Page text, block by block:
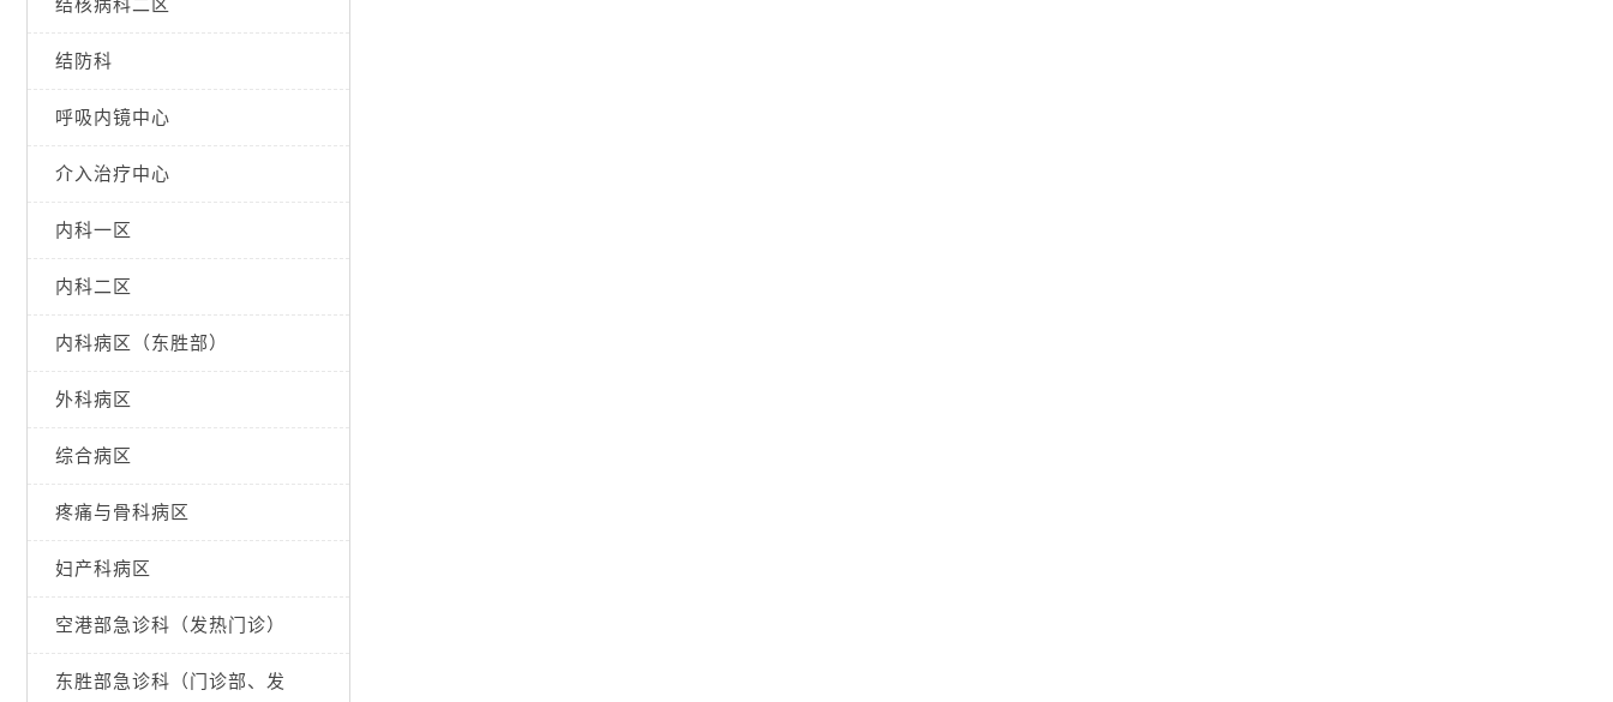
结核病科二区
结防科
呼吸内镜中心
介入治疗中心
内科一区
内科二区
内科病区（东胜部）
外科病区
综合病区
疼痛与骨科病区
妇产科病区
空港部急诊科（发热门诊）
东胜部急诊科（门诊部、发